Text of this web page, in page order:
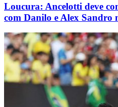
Loucura: Ancelotti deve
com Danilo e Alex Sandro